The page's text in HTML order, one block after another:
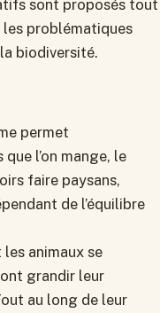
sont proposés tout
les problématiques
biodiversité.
permet
que l’on mange, le
faire paysans,
de l’équilibre
les animaux se
grandir leur
au long de leur